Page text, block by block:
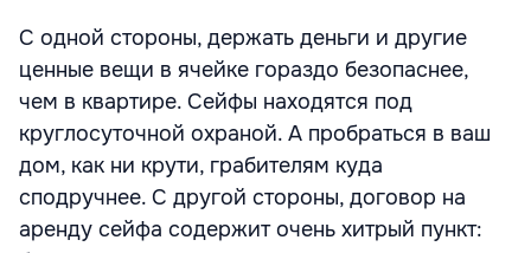
С одной стороны, держать деньги и другие
ценные вещи в ячейке гораздо безопаснее,
чем в квартире. Сейфы находятся под
круглосуточной охраной. А пробраться в ваш
дом, как ни крути, грабителям куда
сподручнее. С другой стороны, договор на
аренду сейфа содержит очень хитрый пункт: